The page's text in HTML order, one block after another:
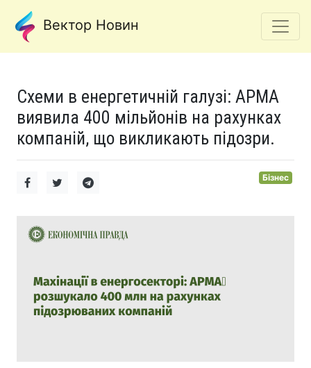
Вектор Новин
Схеми в енергетичній галузі: АРМА
виявила 400 мільйонів на рахунках
компаній, що викликають підозри.
Бізнес